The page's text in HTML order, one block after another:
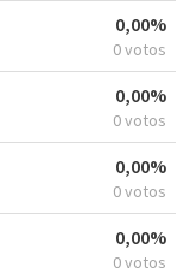
0,00%
0 votos
0,00%
0 votos
0,00%
0 votos
0,00%
0 votos